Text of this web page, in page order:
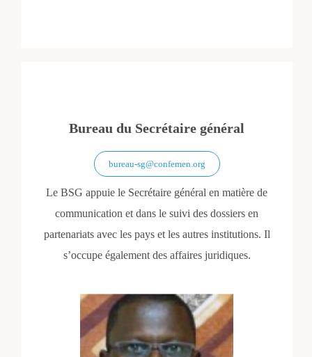
Bureau du Secrétaire général
bureau-sg@confemen.org
Le BSG appuie le Secrétaire général en matière de
communication et dans le suivi des dossiers en
partenariats avec les pays et les autres institutions. Il
s’occupe également des affaires juridiques.